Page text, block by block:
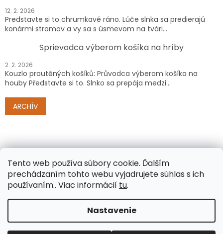
Tento web používa súbory cookie. Ďalším
prechádzaním tohto webu vyjadrujete súhlas s ich
používaním.. Viac informácií tu.
Nastavenie
12. 2. 2026
Predstavte si to chrumkavé ráno. Lúče slnka sa predierajú
konármi stromov a vy sa s úsmevom na tvári...
Sprievodca výberom košíka na hríby
2. 2. 2026
Kouzlo proutěných košíků: Průvodca výberom košíka na
houby Představte si to. Slnko sa prepája medzi...
ARCHÍV